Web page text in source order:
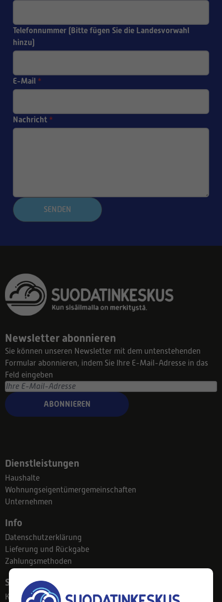
Telefonnummer (Bitte fügen Sie die Landesvorwahl
hinzu)
E-Mail *
Nachricht *
SENDEN
Newsletter abonnieren
Sie können unseren Newsletter mit dem untenstehenden
Formular abonnieren, indem Sie Ihre E-Mail-Adresse in das
Feld eingeben
ABONNIEREN
Dienstleistungen
Haushalte
Wohnungseigentümergemeinschaften
Unternehmen
Info
Datenschutzerklärung
Lieferung und Rückgabe
Zahlungsmethoden
Suodatinkeskus
Kontakt